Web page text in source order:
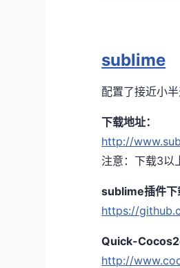
sublime
配置了接近小
下载地址：
http://
注意：下载3以
sublime插件下
https://
Quick-
http://